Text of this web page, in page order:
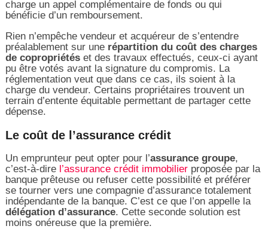
charge un appel complémentaire de fonds ou qui
bénéficie d’un remboursement.
Rien n’empêche vendeur et acquéreur de s’entendre
préalablement sur une répartition du coût des charges
de copropriétés et des travaux effectués, ceux-ci ayant
pu être votés avant la signature du compromis. La
réglementation veut que dans ce cas, ils soient à la
charge du vendeur. Certains propriétaires trouvent un
terrain d’entente équitable permettant de partager cette
dépense.
Le coût de l’assurance crédit
Un emprunteur peut opter pour l’assurance groupe,
c’est-à-dire l’assurance crédit immobilierproposée par la
banque prêteuse ou refuser cette possibilité et préférer
se tourner vers une compagnie d’assurance totalement
indépendante de la banque. C’est ce que l’on appelle la
délégation d’assurance. Cette seconde solution est
moins onéreuse que la première.